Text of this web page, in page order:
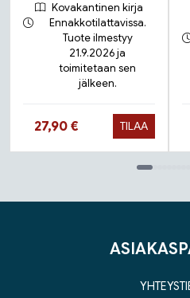
Kovakantinen kirja
Ennakkotilattavissa.
Tuote ilmestyy
21.9.2026 ja
toimitetaan sen
jälkeen.
Hinta nyt
27,90 € TILAA